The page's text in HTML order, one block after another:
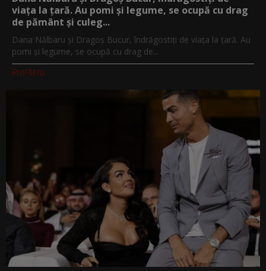
viața la țară. Au pomi și legume, se ocupă cu drag
de pământ și culeg...
Dana Nălbaru și Dragoș Bucur, îndrăgostiți de viața la țară. Au
pomi și legume, se ocupă cu drag de...
ProFM.ro